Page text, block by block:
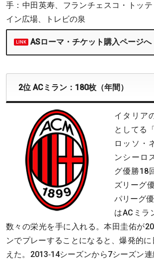
手：中田英寿、フランチェスコ・トッ
イン広場、トレビの泉
ASローマ・チケット購入ページへ
2位 ACミラン：180枚（年間）
イタリア
としてる
ロッソ・
ンシーロ
グ優勝18
ズリーグ
パリーグ
はACミラ
数々の栄光を手に入れる。本田圭佑が
ンでプレーすることになると、爆発的
えた。2013‐14シーズンから7シーズン